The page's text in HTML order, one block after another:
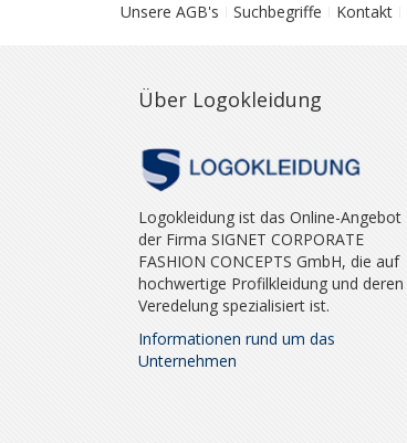
Unsere AGB's Suchbegriffe Kontakt
Über Logokleidung
Logokleidung ist das Online-Angebot
der Firma SIGNET CORPORATE
FASHION CONCEPTS GmbH, die auf
hochwertige Profilkleidung und deren
Veredelung spezialisiert ist.
Informationen rund um das
Unternehmen